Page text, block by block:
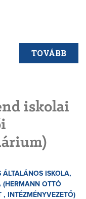
TOVÁBB
iskolai
ÁLTALÁNOS ISKOLA,
(HERMANN OTTÓ
, INTÉZMÉNYVEZETŐ)